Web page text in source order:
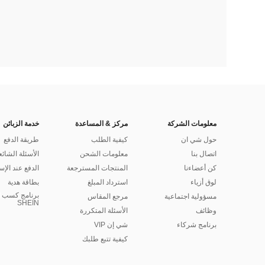
معلومات الشركة
حول شي ان
اتصال بنا
كن أعضاءنا
لوق أزياء
مسؤولية اجتماعية
وظائف
برنامج شركاء
مركز & المساعدة
كيفية الطلب
معلومات الشحن
المنتجات المسترجعة
استرداد المبلغ
مرجع المقاس
الأسئلة المتكررة
شي إن VIP
كيفية تتبع طلبك
خدمة الزبائن
طريقة الدفع
الأسئلة
الدفع عند
بطاقة هدية
برنامج كسب
SHEIN